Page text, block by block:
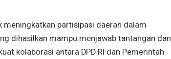
partisipasi daerah dalam
dihasilkan mampu menjawab tantangan dan
kolaborasi antara DPD RI dan Pemerintah